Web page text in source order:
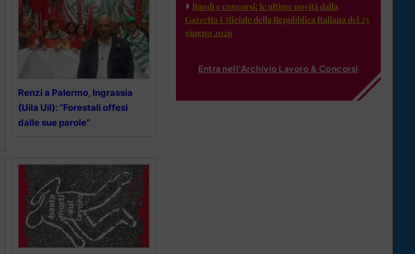
Renzi a Palermo, Ingrassia
(Uila Uil): “Forestali offesi
dalle sue parole”
Bandi e concorsi: le ultime novità dalla
Gazzetta Ufficiale della Repubblica Italiana del 23
giugno 2026
Entra nell'Archivio Lavoro & Concorsi